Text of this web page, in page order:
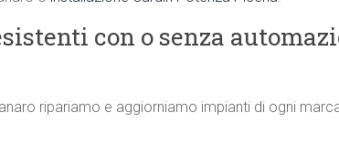
con o senza
ripariamo e aggiorniamo impianti di ogni